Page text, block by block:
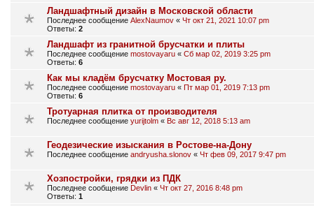
Ландшафтный дизайн в Московской области
Последнее сообщение AlexNaumov « Чт окт 21, 2021 10:07 pm
Ответы: 2
Ландшафт из гранитной брусчатки и плиты
Последнее сообщение mostovayaru « Сб мар 02, 2019 3:25 pm
Ответы: 6
Как мы кладём брусчатку Мостовая ру.
Последнее сообщение mostovayaru « Пт мар 01, 2019 7:13 pm
Ответы: 6
Тротуарная плитка от производителя
Последнее сообщение yurijtolm « Вс авг 12, 2018 5:13 am
Геодезические изыскания в Ростове-на-Дону
Последнее сообщение andryusha.slonov « Чт фев 09, 2017 9:47 pm
Хозпостройки, грядки из ПДК
Последнее сообщение Devlin « Чт окт 27, 2016 8:48 pm
Ответы: 1